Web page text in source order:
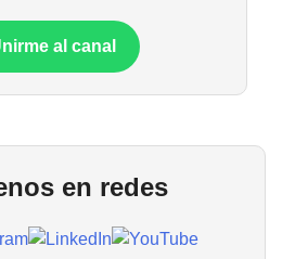
al canal
en redes